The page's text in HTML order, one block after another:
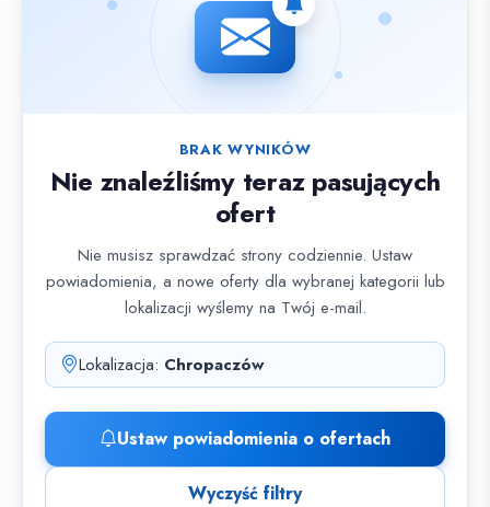
BRAK WYNIKÓW
Nie znaleźliśmy teraz pasujących
ofert
Nie musisz sprawdzać strony codziennie. Ustaw
powiadomienia, a nowe oferty dla wybranej kategorii lub
lokalizacji wyślemy na Twój e-mail.
Lokalizacja: Chropaczów
Ustaw powiadomienia o ofertach
Wyczyść filtry